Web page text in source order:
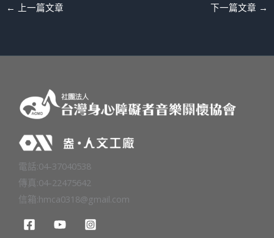
← 上一篇文章 下一篇文章 →
電話:04-37040538
傳真:04-22475642
信箱:hmca0318@gmail.com